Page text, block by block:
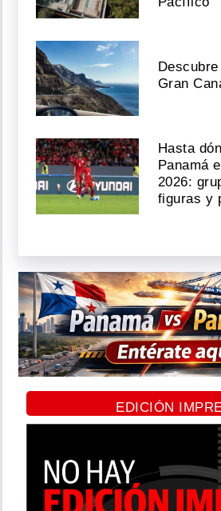
Gran
Hasta
Panamá
2026:
figuras y
EDICIÓN